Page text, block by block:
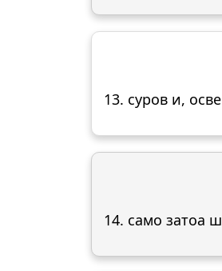
13. суров и,
14. само затоа